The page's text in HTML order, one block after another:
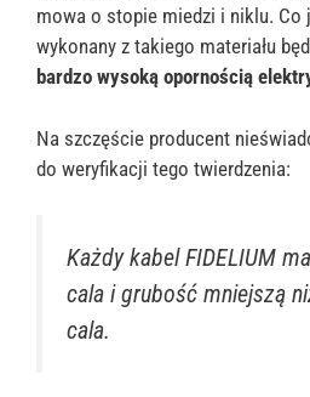
mowa o stopie miedzi i niklu. Co
wykonany z takiego materiału
bardzo wysoką opornością
Na szczęście producent
do weryfikacji tego twierdzenia:
Każdy kabel FIDELIUM
cala i grubość mniejszą
cala.